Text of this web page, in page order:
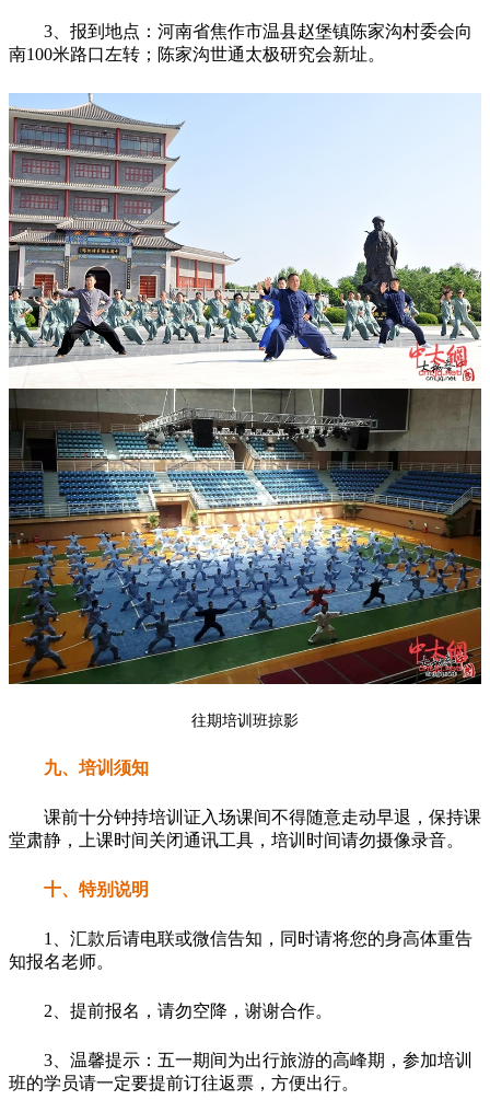
3、报到地点：河南省焦作市温县赵堡镇陈家沟村委会向
南100米路口左转；陈家沟世通太极研究会新址。
往期培训班掠影
九、培训须知
课前十分钟持培训证入场课间不得随意走动早退，保持课
堂肃静，上课时间关闭通讯工具，培训时间请勿摄像录音。
十、特别说明
1、汇款后请电联或微信告知，同时请将您的身高体重告
知报名老师。
2、提前报名，请勿空降，谢谢合作。
3、温馨提示：五一期间为出行旅游的高峰期，参加培训
班的学员请一定要提前订往返票，方便出行。